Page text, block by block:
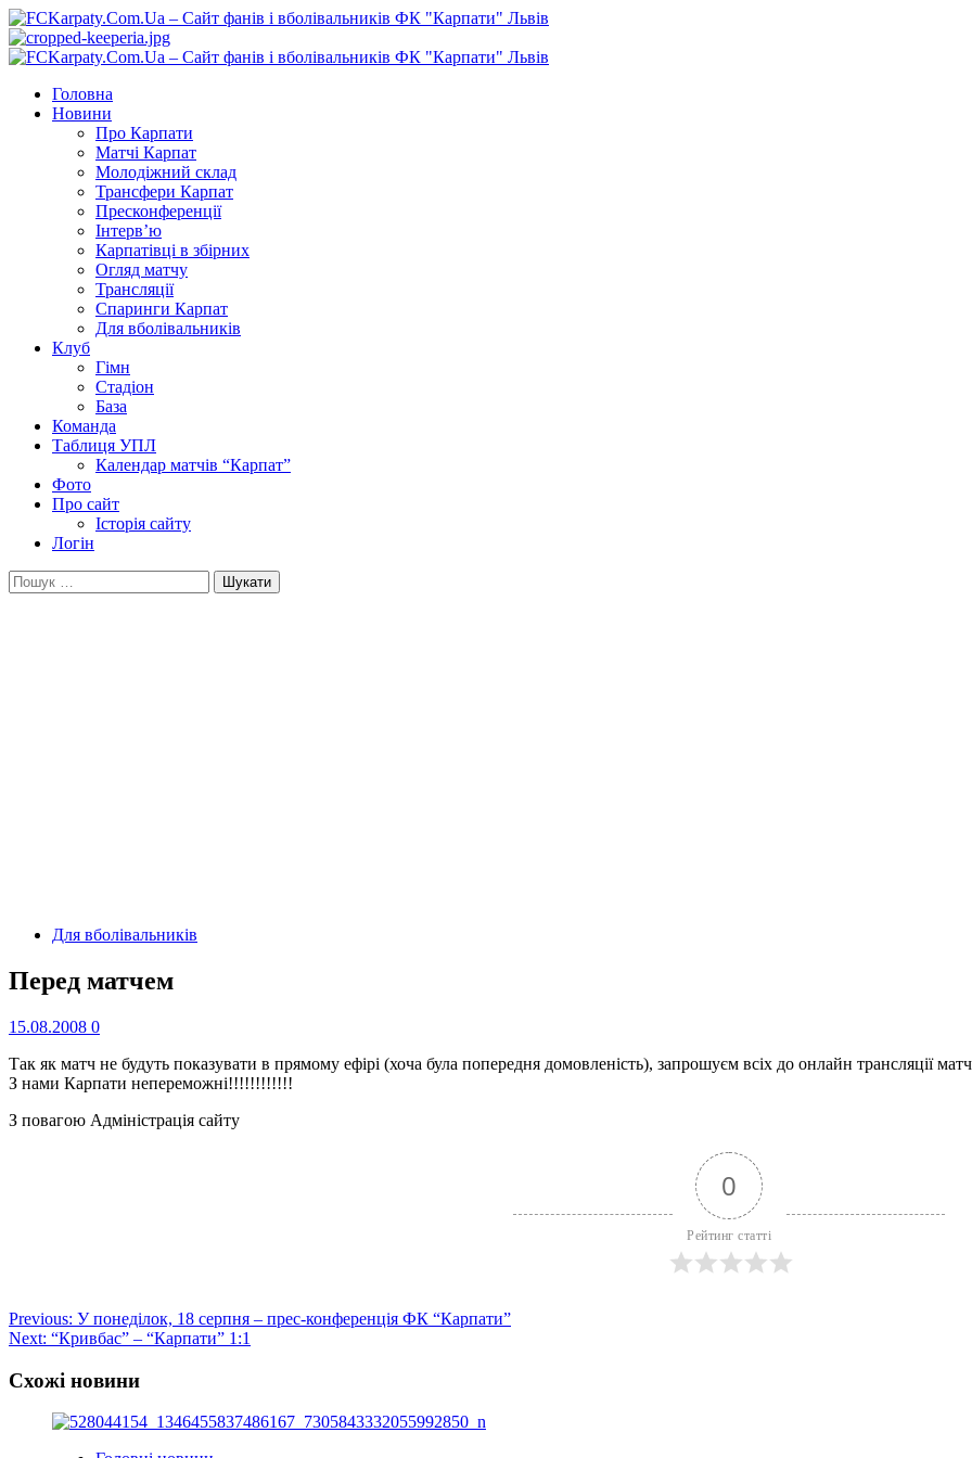
Перейти
до
вмісту
Primary
Головна
Новини
Про Карпати
Матчі Карпат
Молодіжний склад
Трансфери Карпат
Пресконференції
Інтерв’ю
Карпатівці в збірних
Огляд матчу
Трансляції
Спаринги Карпат
Для вболівальників
Клуб
Гімн
Стадіон
База
Команда
Таблиця УПЛ
Календар матчів “Карпат”
Фото
Про сайт
Історія сайту
Логін
Пошук:
Для вболівальників
Перед матчем
15.08.2008 0
Так як матч не будуть показувати в прямому ефірі (хоча була попередня домовленість), запрошуєм всіх до онлайн трансляції
З нами Карпати непереможні!!!!!!!!!!!!
З повагою Адміністрація сайту
0
Рейтинг статті
Post
navigation
Previous: У понеділок, 18 серпня – прес-конференція ФК “Карпати”
Next: “Кривбас” – “Карпати” 1:1
Схожі новини